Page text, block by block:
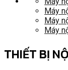
Máy
Máy
Máy
THIẾT BỊ